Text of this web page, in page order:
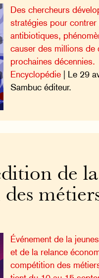
Des chercheurs
stratégies pour contrer
antibiotiques,
causer des millions de
prochaines décennies.
Encyclopédie| Le 29
Sambuc éditeur.
de la
Événement de la
et de la relance
compétition des